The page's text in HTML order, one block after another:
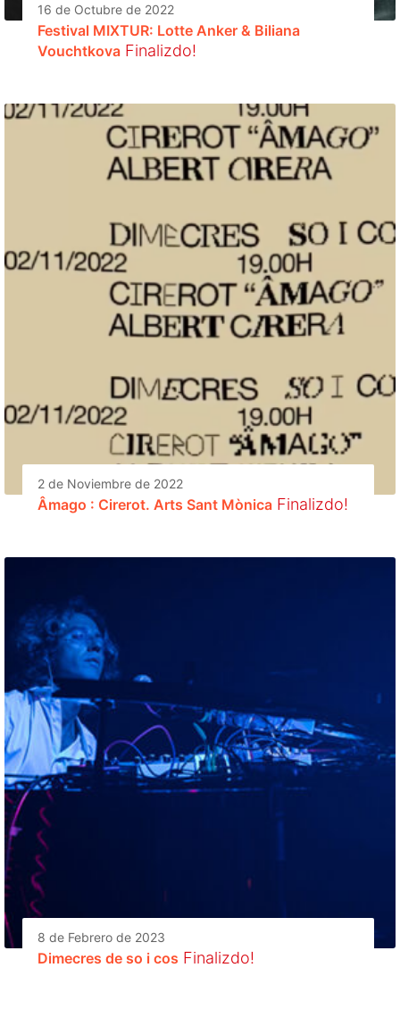
16 de Octubre de 2022
Festival MIXTUR: Lotte Anker & Biliana
Vouchtkova Finalizdo!
2 de Noviembre de 2022
Âmago : Cirerot. Arts Sant Mònica Finalizdo!
8 de Febrero de 2023
Dimecres de so i cos Finalizdo!